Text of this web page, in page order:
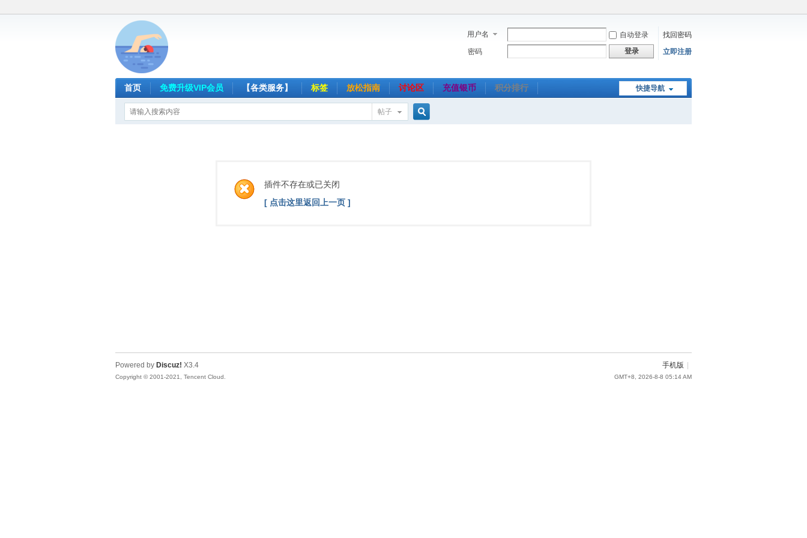
用户名 自动登录
找回密码
密码
登录 立即注册
快捷导航
首页 免费升级VIP会员 【各类服务】 标签 放松指南 讨论区 充值银币 积分排行
帖子
插件不存在或已关闭
[ 点击这里返回上一页 ]
手机版
GMT+8, 2026-8-8 05:14 AM
Powered by Discuz! X3.4
Copyright © 2001-2021, Tencent Cloud.